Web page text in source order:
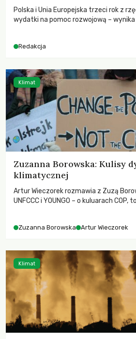
Polska i Unia Europejska trzeci rok z
wydatki na pomoc rozwojową –
odnotowano największe tąpnięcie ODA
kryzysami i ubóstwem?
Redakcja
Zuzanna Borowska: Kulisy
klimatycznej
Artur Wieczorek rozmawia z Zuzą
UNFCCC i YOUNGO – o kuluarach COP,
Zuzanna Borowska Artur Wieczorek
Klimat
Klimat